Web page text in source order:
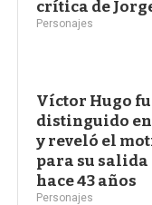
crítica de
Personajes
Víctor Hugo
distinguido
y reveló el
para su salida
hace 43 años
Personajes